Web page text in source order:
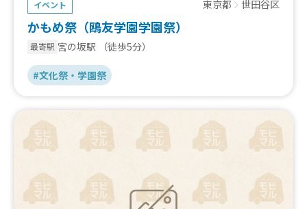
イベント 東京都 世田谷区
かもめ祭（鴎友学園学園祭）
最寄駅 宮の坂駅 （徒歩5分）
#文化祭・学園祭